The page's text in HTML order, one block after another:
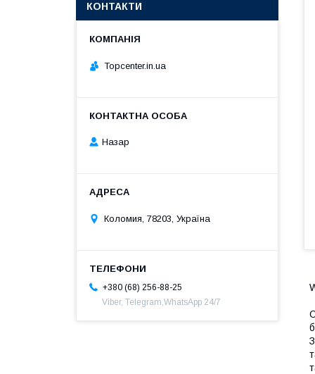
КОНТАКТИ
Topcenter.in.ua
Назар
Коломия, 78203, Україна
+380 (68) 256-88-25
Viber, Telegram,WhatsApp 24/7